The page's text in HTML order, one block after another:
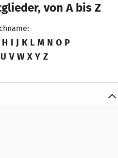
von A bis Z
H I J K L M N O P
U V W X Y Z